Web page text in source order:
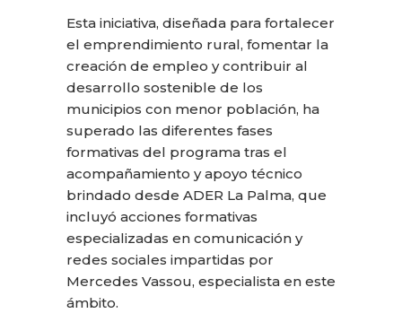
Esta iniciativa, diseñada para fortalecer
el emprendimiento rural, fomentar la
creación de empleo y contribuir al
desarrollo sostenible de los
municipios con menor población, ha
superado las diferentes fases
formativas del programa tras el
acompañamiento y apoyo técnico
brindado desde ADER La Palma, que
incluyó acciones formativas
especializadas en comunicación y
redes sociales impartidas por
Mercedes Vassou, especialista en este
ámbito.